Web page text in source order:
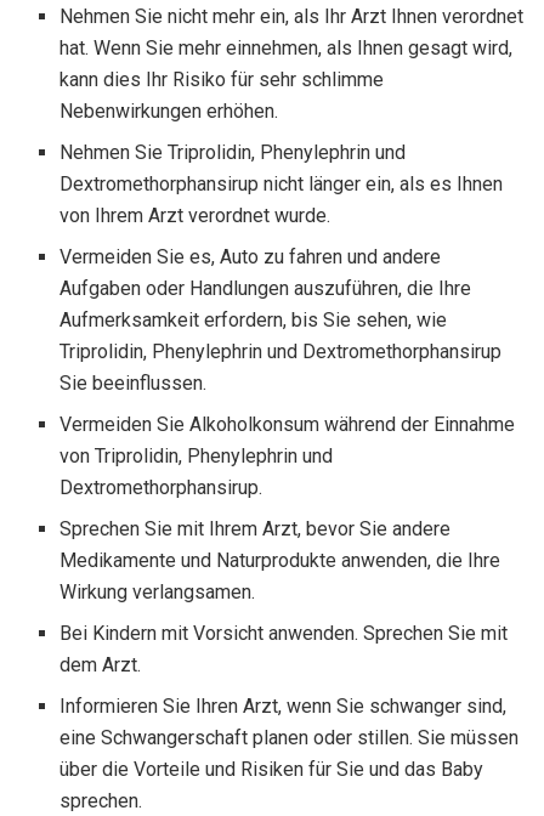
Nehmen Sie nicht mehr ein, als Ihr Arzt Ihnen verordnet
hat. Wenn Sie mehr einnehmen, als Ihnen gesagt wird,
kann dies Ihr Risiko für sehr schlimme
Nebenwirkungen erhöhen.
Nehmen Sie Triprolidin, Phenylephrin und
Dextromethorphansirup nicht länger ein, als es Ihnen
von Ihrem Arzt verordnet wurde.
Vermeiden Sie es, Auto zu fahren und andere
Aufgaben oder Handlungen auszuführen, die Ihre
Aufmerksamkeit erfordern, bis Sie sehen, wie
Triprolidin, Phenylephrin und Dextromethorphansirup
Sie beeinflussen.
Vermeiden Sie Alkoholkonsum während der Einnahme
von Triprolidin, Phenylephrin und
Dextromethorphansirup.
Sprechen Sie mit Ihrem Arzt, bevor Sie andere
Medikamente und Naturprodukte anwenden, die Ihre
Wirkung verlangsamen.
Bei Kindern mit Vorsicht anwenden. Sprechen Sie mit
dem Arzt.
Informieren Sie Ihren Arzt, wenn Sie schwanger sind,
eine Schwangerschaft planen oder stillen. Sie müssen
über die Vorteile und Risiken für Sie und das Baby
sprechen.